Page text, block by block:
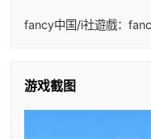
fancy中国/i社遊戲：
游戏截图